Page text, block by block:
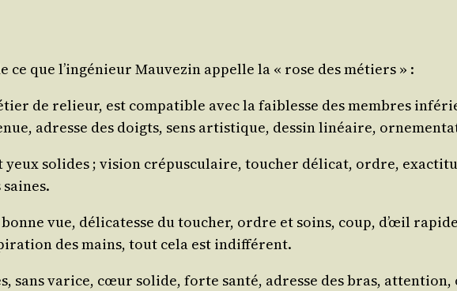
ce que l’in­gé­nieur Mau­ve­zin appelle la « rose des métiers » :
de relieur, est com­pa­tible avec la fai­blesse des membres
adresse des doigts, sens artis­tique, des­sin linéaire,
yeux solides ; vision cré­pus­cu­laire, tou­cher déli­cat, ordre,
bonne vue, déli­ca­tesse du tou­cher, ordre et soins, coup, d’œil
des mains, tout cela est indifférent.
sans varice, cœur solide, forte san­té, adresse des bras,